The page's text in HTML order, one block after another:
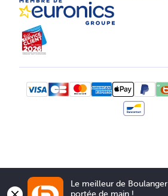
Le meilleur de
portée de main !